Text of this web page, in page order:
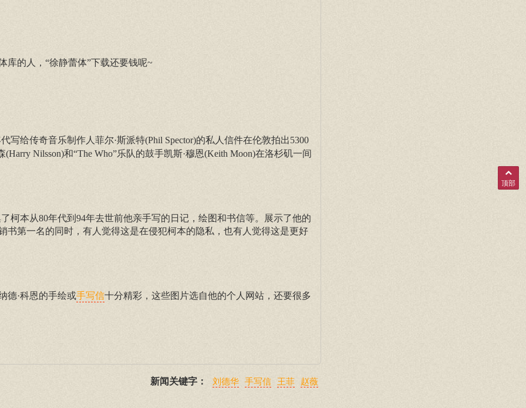
的人，“徐静蕾体”下载还要钱呢~
写给传奇音乐制作人菲尔·斯派特(Phil Spector)的私人信件在伦敦拍出5300
Nilsson)和“The Who”乐队的鼓手凯斯·穆恩(Keith Moon)在洛杉矶一间
柯本从80年代到94年去世前他亲手写的日记，绘图和书信等。展示了他的
第一名的同时，有人觉得这是在侵犯柯本的隐私，也有人觉得这是更好
德·科恩的手绘或手写信十分精彩，这些图片选自他的个人网站，还要很多
新闻关键字： 刘德华 手写信 王菲 赵薇
顶部